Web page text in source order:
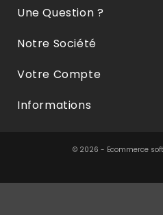
Une Question ?
Notre Société
Votre Compte
Informations
© 2026 - Ecommerce